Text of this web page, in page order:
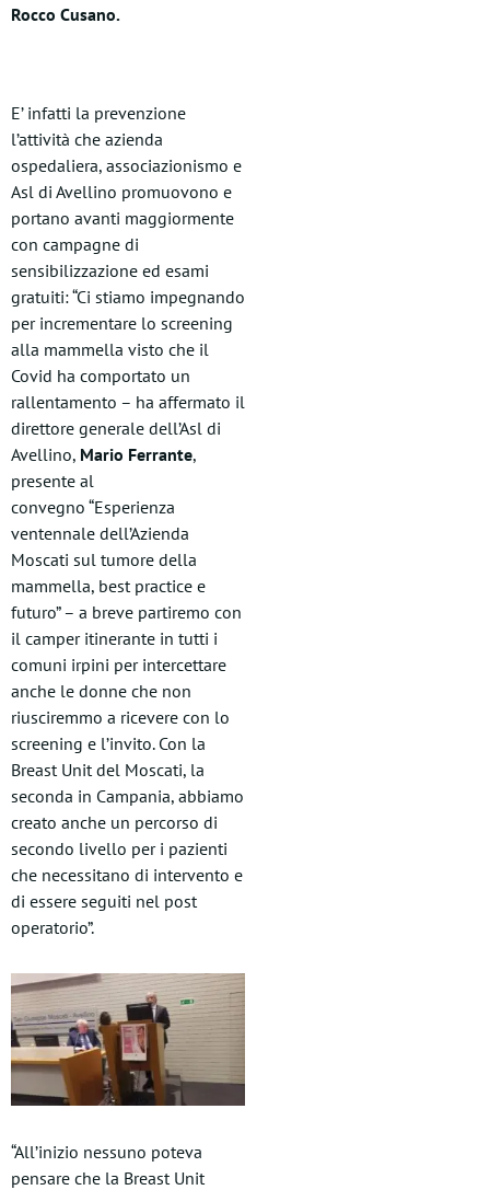
Rocco Cusano.
E’ infatti la prevenzione
l’attività che azienda
ospedaliera, associazionismo e
Asl di Avellino promuovono e
portano avanti maggiormente
con campagne di
sensibilizzazione ed esami
gratuiti: “Ci stiamo impegnando
per incrementare lo screening
alla mammella visto che il
Covid ha comportato un
rallentamento – ha affermato il
direttore generale dell’Asl di
Avellino, Mario Ferrante,
presente al
convegno “Esperienza
ventennale dell’Azienda
Moscati sul tumore della
mammella, best practice e
futuro” – a breve partiremo con
il camper itinerante in tutti i
comuni irpini per intercettare
anche le donne che non
riusciremmo a ricevere con lo
screening e l’invito. Con la
Breast Unit del Moscati, la
seconda in Campania, abbiamo
creato anche un percorso di
secondo livello per i pazienti
che necessitano di intervento e
di essere seguiti nel post
operatorio”.
“All’inizio nessuno poteva
pensare che la Breast Unit